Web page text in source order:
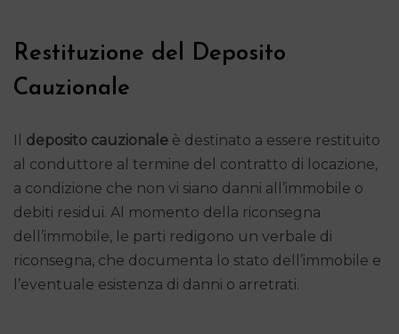
Restituzione del Deposito
Cauzionale
Il deposito cauzionale è destinato a essere restituito
al conduttore al termine del contratto di locazione,
a condizione che non vi siano danni all’immobile o
debiti residui. Al momento della riconsegna
dell’immobile, le parti redigono un verbale di
riconsegna, che documenta lo stato dell’immobile e
l’eventuale esistenza di danni o arretrati.